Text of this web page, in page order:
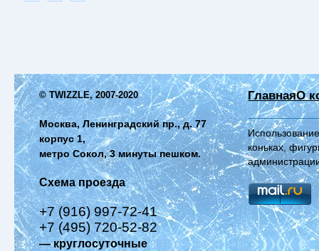
© TWIZZLE, 2007-2020
Москва, Ленинградский пр., д. 77
корпус 1,
метро Сокол, 3 минуты пешком.
Схема проезда
+7 (916) 997-72-41
+7 (495) 720-52-82
— круглосуточные
ГлавнаяО
коньках,